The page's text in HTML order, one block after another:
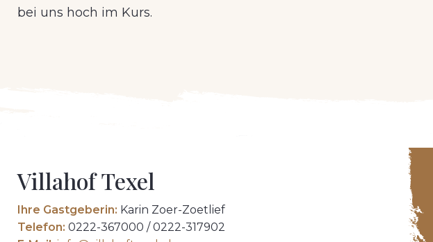
bei uns hoch im Kurs.
Villahof Texel
Ihre Gastgeberin: Karin Zoer-Zoetlief
Telefon: 0222-367000 / 0222-317902